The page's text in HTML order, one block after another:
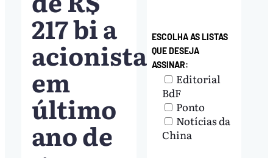
217 bi a
acionistas
em
último
ano de
ESCOLHA AS LISTAS
QUE DESEJA
ASSINAR:
Editorial
BdF
Ponto
Notícias da
China